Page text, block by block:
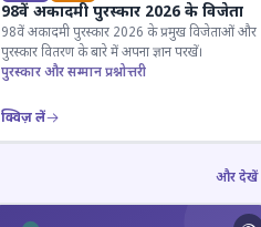
98वें अकादमी पुरस्कार 2026 के विजेता
98वें अकादमी पुरस्कार 2026 के प्रमुख विजेताओं और
पुरस्कार वितरण के बारे में अपना ज्ञान परखें।
पुरस्कार और सम्मान प्रश्नोत्तरी
क्विज़ लें
और देखें